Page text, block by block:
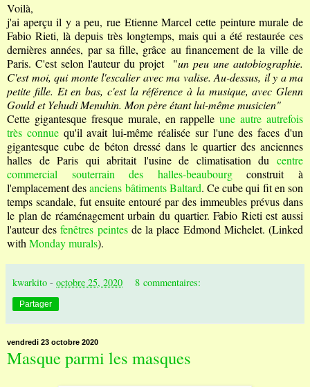
Voilà,
j'ai aperçu il y a peu, rue Etienne Marcel cette peinture murale de
Fabio Rieti, là depuis très longtemps, mais qui a été restaurée ces
dernières années, par sa fille, grâce au financement de la ville de
Paris. C'est selon l'auteur du projet "un peu une autobiographie.
C'est moi, qui monte l'escalier avec ma valise. Au-dessus, il y a ma
petite fille. Et en bas, c'est la référence à la musique, avec Glenn
Gould et Yehudi Menuhin. Mon père étant lui-même musicien"
Cette gigantesque fresque murale, en rappelleune autre autrefois
très connuequ'il avait lui-même réalisée sur l'une des faces d'un
gigantesque cube de béton dressé dans le quartier des anciennes
halles de Paris qui abritait l'usine de climatisation du centre
commercial souterrain des halles-beaubourgconstruit à
l'emplacement desanciens bâtiments Baltard. Ce cube qui fit en son
temps scandale, fut ensuite entouré par des immeubles prévus dans
le plan de réaménagement urbain du quartier. Fabio Rieti est aussi
l'auteur desfenêtres peintesde la place Edmond Michelet. (Linked
with Monday murals).
kwarkito - octobre 25, 2020 8 commentaires:
Partager
vendredi 23 octobre 2020
Masque parmi les masques